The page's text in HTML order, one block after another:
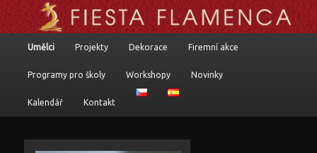
Flamenkoví umělci, programy a komponované pořady
Přejít k hlavnímu obsahu webu
Přejít k obsahu postranního panelu
Umělci Projekty Dekorace Firemní akce
Programy pro školy Workshopy Novinky
Kalendář Kontakt